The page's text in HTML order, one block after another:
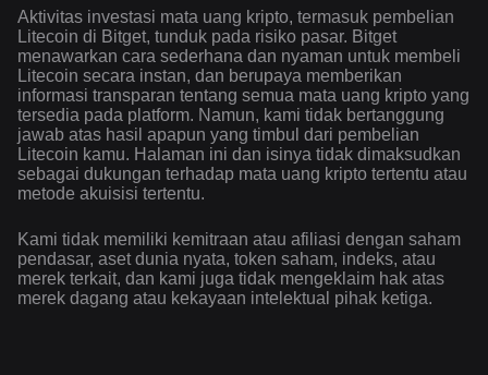
Aktivitas investasi mata uang kripto, termasuk pembelian
Litecoin di Bitget, tunduk pada risiko pasar. Bitget
menawarkan cara sederhana dan nyaman untuk membeli
Litecoin secara instan, dan berupaya memberikan
informasi transparan tentang semua mata uang kripto yang
tersedia pada platform. Namun, kami tidak bertanggung
jawab atas hasil apapun yang timbul dari pembelian
Litecoin kamu. Halaman ini dan isinya tidak dimaksudkan
sebagai dukungan terhadap mata uang kripto tertentu atau
metode akuisisi tertentu.
Kami tidak memiliki kemitraan atau afiliasi dengan saham
pendasar, aset dunia nyata, token saham, indeks, atau
merek terkait, dan kami juga tidak mengeklaim hak atas
merek dagang atau kekayaan intelektual pihak ketiga.